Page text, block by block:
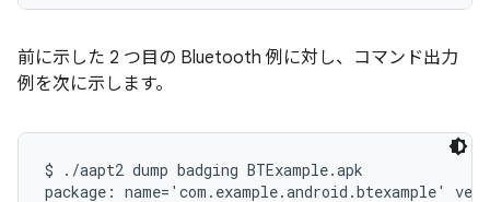
前に示した 2 つ目の Bluetooth 例に対し、コマンド出力
例を次に示します。
$ ./aapt2 dump badging BTExample.apk